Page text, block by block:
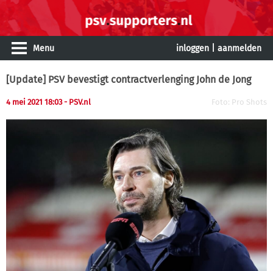
Menu inloggen aanmelden
[Update] PSV bevestigt contractverlenging John de Jong
4 mei 2021 18:03- PSV.nl Foto: Pro Shots